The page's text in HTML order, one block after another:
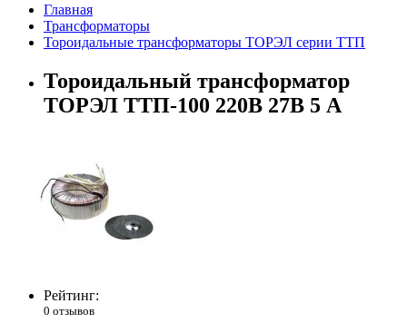
Главная
Трансформаторы
Тороидальные трансформаторы ТОРЭЛ серии ТТП
Тороидальный трансформатор
ТОРЭЛ ТТП-100 220В 27В 5 А
Рейтинг:
0 отзывов